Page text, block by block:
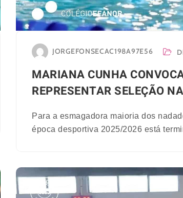
JORGEFONSECAC198A97E56
MARIANA CUNHA
REPRESENTAR SELEÇÃO
Para a esmagadora maioria dos
época desportiva 2025/2026 está